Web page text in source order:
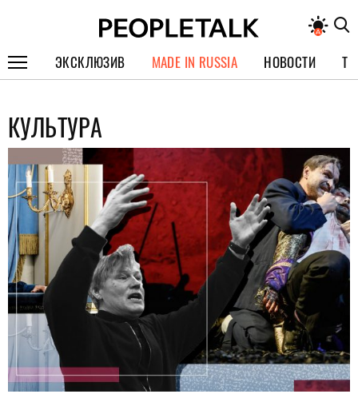
ЭКСКЛЮЗИВ
СПЕЦПРОЕКТЫ
ИНТЕРВЬЮ
ПОКОЛЕНИЕ
MADE IN RUSSIA НОВОСТИ
КУЛЬТУРА